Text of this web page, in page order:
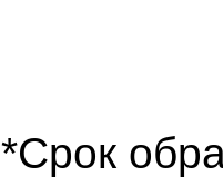
*Срок